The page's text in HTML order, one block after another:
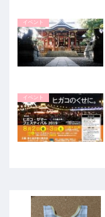
イベント
イベント